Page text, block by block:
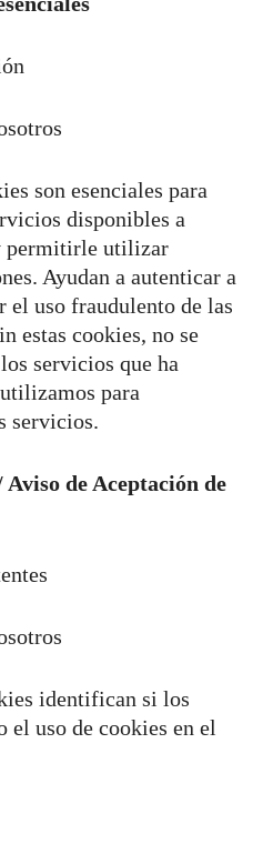
son esenciales para
disponibles a
permitirle utilizar
Ayudan a autenticar a
el uso fraudulento de las
estas cookies, no se
servicios que ha
para
servicios.
de Aceptación de
identifican si los
el uso de cookies en el